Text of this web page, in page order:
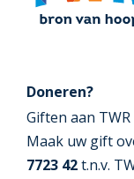
Doneren?
Giften aan
Maak uw gift
7723 42t.n.v.